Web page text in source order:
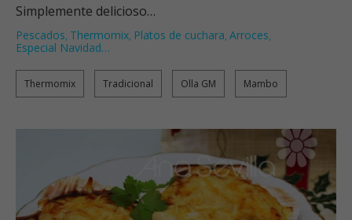
Simplemente delicioso…
Pescados, Thermomix, Platos de cuchara, Arroces,
Especial Navidad…
Thermomix Tradicional Olla GM Mambo